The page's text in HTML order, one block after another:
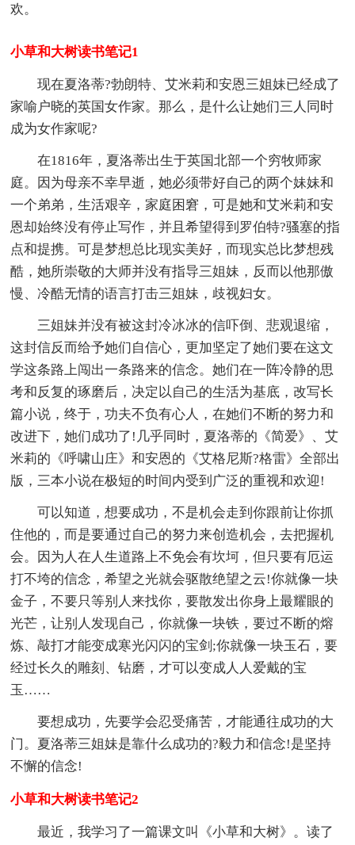
欢。
小草和大树读书笔记1
现在夏洛蒂?勃朗特、艾米莉和安恩三姐妹已经成了
家喻户晓的英国女作家。那么，是什么让她们三人同时
成为女作家呢?
在1816年，夏洛蒂出生于英国北部一个穷牧师家
庭。因为母亲不幸早逝，她必须带好自己的两个妹妹和
一个弟弟，生活艰辛，家庭困窘，可是她和艾米莉和安
恩却始终没有停止写作，并且希望得到罗伯特?骚塞的指
点和提携。可是梦想总比现实美好，而现实总比梦想残
酷，她所崇敬的大师并没有指导三姐妹，反而以他那傲
慢、冷酷无情的语言打击三姐妹，歧视妇女。
三姐妹并没有被这封冷冰冰的信吓倒、悲观退缩，
这封信反而给予她们自信心，更加坚定了她们要在这文
学这条路上闯出一条路来的信念。她们在一阵冷静的思
考和反复的琢磨后，决定以自己的生活为基底，改写长
篇小说，终于，功夫不负有心人，在她们不断的努力和
改进下，她们成功了!几乎同时，夏洛蒂的《简爱》、艾
米莉的《呼啸山庄》和安恩的《艾格尼斯?格雷》全部出
版，三本小说在极短的时间内受到广泛的重视和欢迎!
可以知道，想要成功，不是机会走到你跟前让你抓
住他的，而是要通过自己的努力来创造机会，去把握机
会。因为人在人生道路上不免会有坎坷，但只要有厄运
打不垮的信念，希望之光就会驱散绝望之云!你就像一块
金子，不要只等别人来找你，要散发出你身上最耀眼的
光芒，让别人发现自己，你就像一块铁，要过不断的熔
炼、敲打才能变成寒光闪闪的宝剑;你就像一块玉石，要
经过长久的雕刻、钻磨，才可以变成人人爱戴的宝
玉……
要想成功，先要学会忍受痛苦，才能通往成功的大
门。夏洛蒂三姐妹是靠什么成功的?毅力和信念!是坚持
不懈的信念!
小草和大树读书笔记2
最近，我学习了一篇课文叫《小草和大树》。读了